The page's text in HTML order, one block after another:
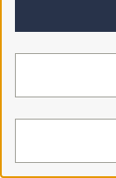
Weitere Farben
In den